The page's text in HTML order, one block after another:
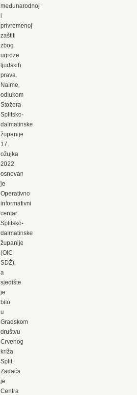
međunarodnoj
i
privremenoj
zaštiti
zbog
ugroze
ljudskih
prava.
Naime,
odlukom
Stožera
Splitsko-
dalmatinske
županije
17.
ožujka
2022.
osnovan
je
Operativno
informativni
centar
Splitsko-
dalmatinske
županije
(OIC
SDŽ),
a
sjedište
je
bilo
u
Gradskom
društvu
Crvenog
križa
Split.
Zadaća
je
Centra